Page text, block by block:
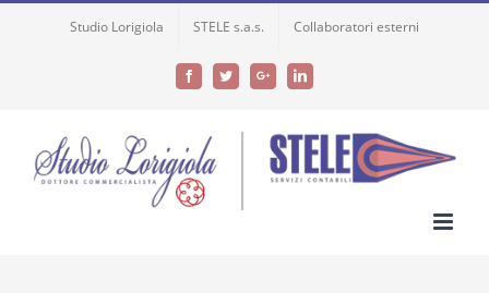
Studio Lorigiola STELE s.a.s. Collaboratori esterni
FacebookTwitterGoogle+LinkedIn